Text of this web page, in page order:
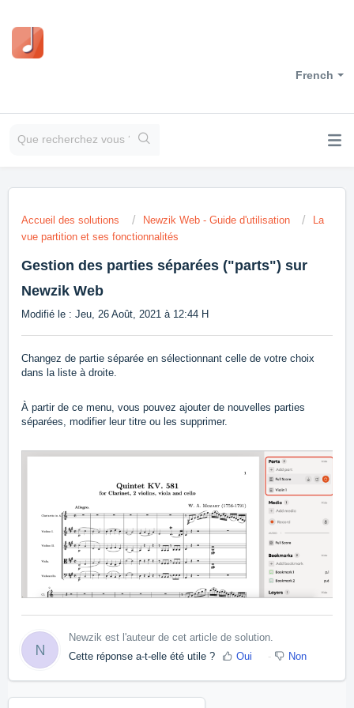
French
Accueil des solutions Newzik Web - Guide d'utilisation
La
vue partition et ses fonctionnalités
Gestion des parties séparées ("parts") sur
Newzik Web
Modifié le : Jeu, 26 Août, 2021 à 12:44 H
Changez de partie séparée en sélectionnant celle de votre choix
dans la liste à droite.
À partir de ce menu, vous pouvez ajouter de nouvelles parties
séparées, modifier leur titre ou les supprimer.
N
Newzik est l'auteur de cet article de solution.
Cette réponse a-t-elle été utile ?
Oui Non